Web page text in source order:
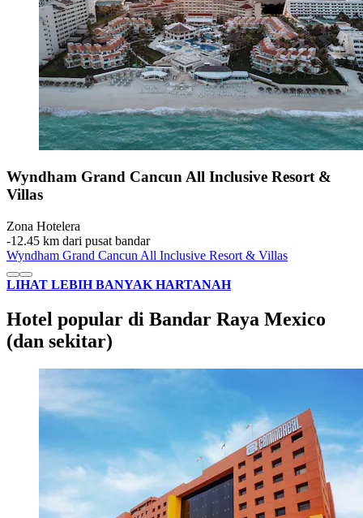
Wyndham Grand Cancun All Inclusive Resort &
Villas
Zona Hotelera
‐12.45 km dari pusat bandar
Wyndham Grand Cancun All Inclusive Resort & Villas
LIHAT LEBIH BANYAK HARTANAH
Hotel popular di Bandar Raya Mexico
(dan sekitar)